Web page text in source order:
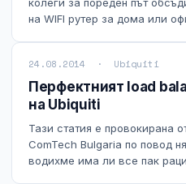
Хостинг и VPS сървъри
Колокация на сървъри
NIS2
Технически изисквания
на WIFI рутер за дома или
24.08.2014 · Ubiquiti
Перфектният load
на Ubiquiti
Тази статия е провокирана
ComTech Bulgaria по повод
водихме има ли все пак